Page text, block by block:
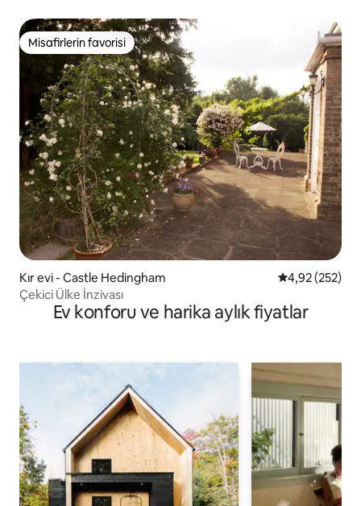
Misafirlerin favorisi
Misafirlerin favorisi
Kır evi - Castle Hedingham 5 üzerinden
4,92 (252)
Çekici Ülke İnzivası
Ev konforu ve harika aylık fiyatlar